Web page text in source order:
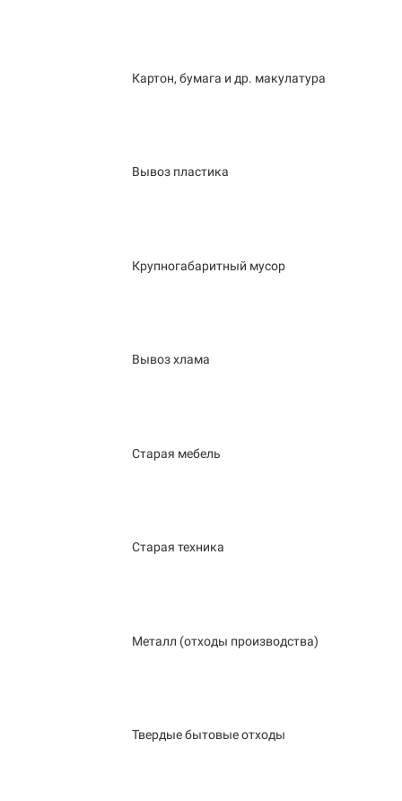
Картон, бумага и др. макулатура
Вывоз пластика
Крупногабаритный мусор
Вывоз хлама
Старая мебель
Старая техника
Металл (отходы производства)
Твердые бытовые отходы